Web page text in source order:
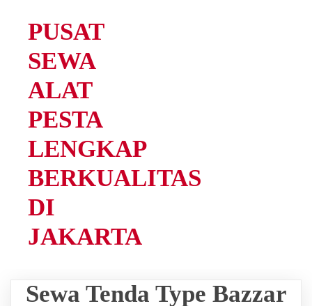
PUSAT
SEWA
ALAT
PESTA
LENGKAP
BERKUALITAS
DI
JAKARTA
Sewa Tenda Type Bazzar